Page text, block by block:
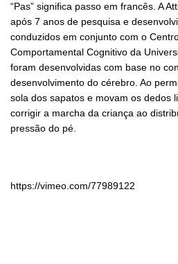
“Pas” significa passo em francês. A
após 7 anos de pesquisa e
conduzidos em conjunto com o
Comportamental Cognitivo da
foram desenvolvidas com base no
desenvolvimento do cérebro. Ao
sola dos sapatos e movam os dedos
corrigir a marcha da criança ao
pressão do pé.
https://vimeo.com/77989122